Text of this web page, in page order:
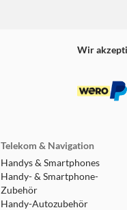
Wir
Telekom & Navigation
Handys & Smartphones
Handy- & Smartphone-
Zubehör
Handy-Autozubehör